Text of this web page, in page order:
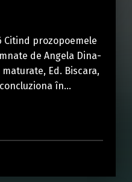
Citind prozopoemele
de Angela Dina-
Ed. Biscara,
în…